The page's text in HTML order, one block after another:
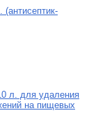
(антисептик-
л. для удаления
на пищевых